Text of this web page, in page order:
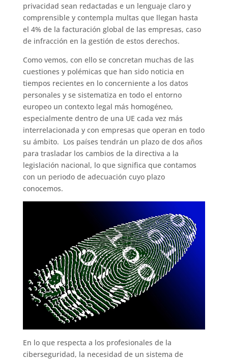
privacidad sean redactadas e un lenguaje claro y
comprensible y contempla multas que llegan hasta
el 4% de la facturación global de las empresas, caso
de infracción en la gestión de estos derechos.
Como vemos, con ello se concretan muchas de las
cuestiones y polémicas que han sido noticia en
tiempos recientes en lo concerniente a los datos
personales y se sistematiza en todo el entorno
europeo un contexto legal más homogéneo,
especialmente dentro de una UE cada vez más
interrelacionada y con empresas que operan en todo
su ámbito. Los países tendrán un plazo de dos años
para trasladar los cambios de la directiva a la
legislación nacional, lo que significa que contamos
con un periodo de adecuación cuyo plazo
conocemos.
En lo que respecta a los profesionales de la
ciberseguridad, la necesidad de un sistema de